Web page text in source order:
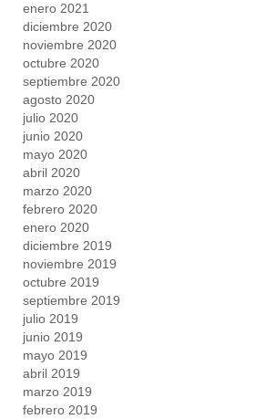
enero 2021
diciembre 2020
noviembre 2020
octubre 2020
septiembre 2020
agosto 2020
julio 2020
junio 2020
mayo 2020
abril 2020
marzo 2020
febrero 2020
enero 2020
diciembre 2019
noviembre 2019
octubre 2019
septiembre 2019
julio 2019
junio 2019
mayo 2019
abril 2019
marzo 2019
febrero 2019